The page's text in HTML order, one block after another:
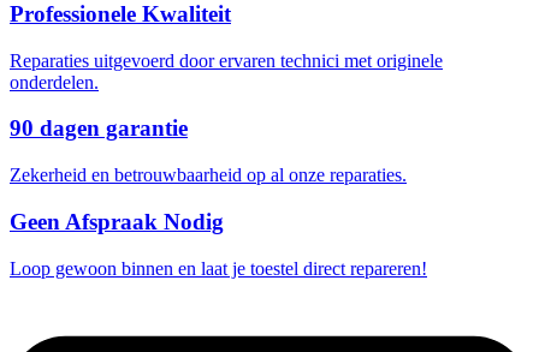
Professionele Kwaliteit
Reparaties uitgevoerd door ervaren technici met originele
onderdelen.
90 dagen garantie
Zekerheid en betrouwbaarheid op al onze reparaties.
Geen Afspraak Nodig
Loop gewoon binnen en laat je toestel direct repareren!